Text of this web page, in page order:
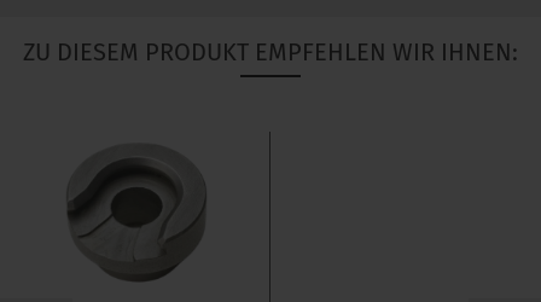
ZU DIESEM PRODUKT EMPFEHLEN WIR IHNEN: